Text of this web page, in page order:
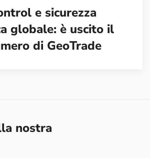
e sicurezza
globale: è uscito il
di GeoTrade
nostra